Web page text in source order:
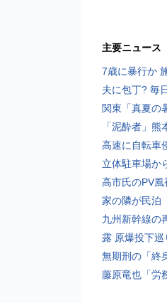
主要ニュース
7歳に暴行か
夫に包丁? 毎
関東「真夏の
「泥酔者」
高速に自転車
立体駐車場か
高市氏のPV
家の隣が民泊
九州新幹線の
露 原爆投下巡
無期刑の「終
藤原竜也「労